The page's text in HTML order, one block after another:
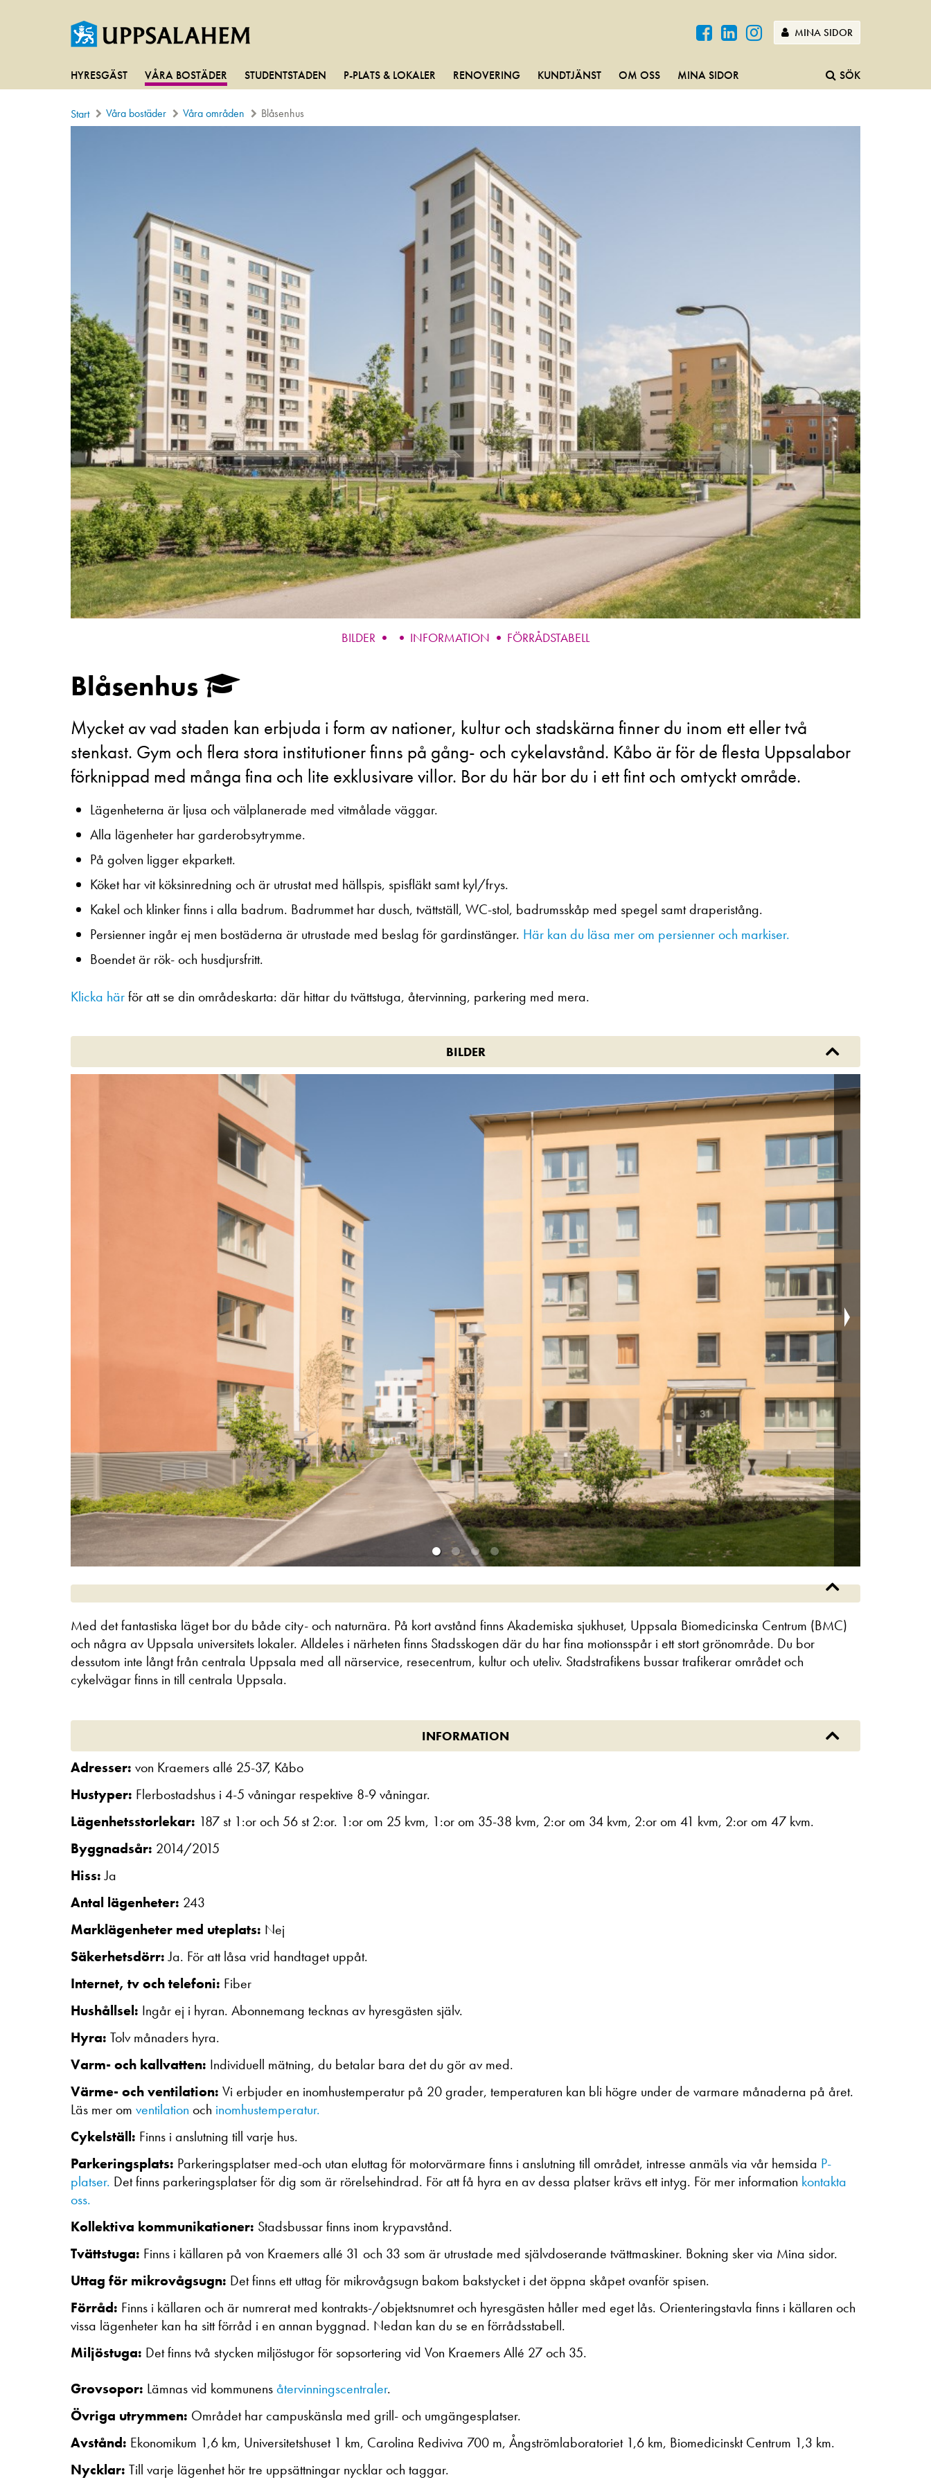
MINA SIDOR
HYRESGÄST VÅRA BOSTÄDER STUDENTSTADEN P-PLATS & LOKALER RENOVERING KUNDTJÄNST OM OSS MINA SIDOR SÖK
Start Våra bostäder Våra områden Blåsenhus
BILDER INFORMATION FÖRRÅDSTABELL
Blåsenhus
Mycket av vad staden kan erbjuda i form av nationer, kultur och stadskärna finner du inom ett eller två
stenkast. Gym och flera stora institutioner finns på gång- och cykelavstånd. Kåbo är för de flesta Uppsalabor
förknippad med många fina och lite exklusivare villor. Bor du här bor du i ett fint och omtyckt område.
Lägenheterna är ljusa och välplanerade med vitmålade väggar.
Alla lägenheter har garderobsytrymme.
På golven ligger ekparkett.
Köket har vit köksinredning och är utrustat med hällspis, spisfläkt samt kyl/frys.
Kakel och klinker finns i alla badrum. Badrummet har dusch, tvättställ, WC-stol, badrumsskåp med spegel samt draperistång.
Persienner ingår ej men bostäderna är utrustade med beslag för gardinstänger. Här kan du läsa mer om persienner och markiser.
Boendet är rök- och husdjursfritt.
Klicka härför att se din områdeskarta: där hittar du tvättstuga, återvinning, parkering med mera.
BILDER
Med det fantastiska läget bor du både city- och naturnära. På kort avstånd finns Akademiska sjukhuset, Uppsala Biomedicinska Centrum (BMC)
och några av Uppsala universitets lokaler. Alldeles i närheten finns Stadsskogen där du har fina motionsspår i ett stort grönområde. Du bor
dessutom inte långt från centrala Uppsala med all närservice, resecentrum, kultur och uteliv. Stadstrafikens bussar trafikerar området och
cykelvägar finns in till centrala Uppsala.
INFORMATION
Adresser: von Kraemers allé 25-37, Kåbo
Hustyper: Flerbostadshus i 4-5 våningar respektive 8-9 våningar.
Lägenhetsstorlekar: 187 st 1:or och 56 st 2:or. 1:or om 25 kvm, 1:or om 35-38 kvm, 2:or om 34 kvm, 2:or om 41 kvm, 2:or om 47 kvm.
Byggnadsår: 2014/2015
Hiss:Ja
Antal lägenheter: 243
Marklägenheter med uteplats: Nej
Säkerhetsdörr:Ja. För att låsa vrid handtaget uppåt.
Internet, tv och telefoni: Fiber
Hushållsel: Ingår ej i hyran. Abonnemang tecknas av hyresgästen själv.
Hyra: Tolv månaders hyra.
Varm- och kallvatten: Individuell mätning, du betalar bara det du gör av med.
Värme- och ventilation: Vi erbjuder en inomhustemperatur på 20 grader, temperaturen kan bli högre under de varmare månaderna på året.
Läs mer om ventilation och inomhustemperatur.
Cykelställ: Finns i anslutning till varje hus.
Parkeringsplats: Parkeringsplatser med-och utan eluttag för motorvärmare finns i anslutning till området, intresse anmäls via vår hemsida P-
platser. Det finns parkeringsplatser för dig som är rörelsehindrad. För att få hyra en av dessa platser krävs ett intyg. För mer information kontakta
oss.
Kollektiva kommunikationer: Stadsbussar finns inom krypavstånd.
Tvättstuga: Finns i källaren på von Kraemers allé 31 och 33 som är utrustade med självdoserande tvättmaskiner. Bokning sker via Mina sidor.
Uttag för mikrovågsugn: Det finns ett uttag för mikrovågsugn bakom bakstycket i det öppna skåpet ovanför spisen.
Förråd: Finns i källaren och är numrerat med kontrakts-/objektsnumret och hyresgästen håller med eget lås. Orienteringstavla finns i källaren och
vissa lägenheter kan ha sitt förråd i en annan byggnad. Nedan kan du se en förrådsstabell.
Miljöstuga: Det finns två stycken miljöstugor för sopsortering vid Von Kraemers Allé 27 och 35.
Grovsopor: Lämnas vid kommunensåtervinningscentraler.
Övriga utrymmen: Området har campuskänsla med grill- och umgängesplatser.
Avstånd: Ekonomikum 1,6 km, Universitetshuset 1 km, Carolina Rediviva 700 m, Ångströmlaboratoriet 1,6 km, Biomedicinskt Centrum 1,3 km.
Nycklar: Till varje lägenhet hör tre uppsättningar nycklar och taggar.